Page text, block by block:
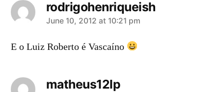
rodrigohenriqueish
says:
June 10, 2012 at 10:21 pm
E o Luiz Roberto é Vascaíno
matheus12lp